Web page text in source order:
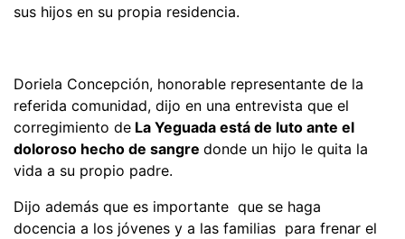
sus hijos en su propia residencia.
Doriela Concepción, honorable representante de la
referida comunidad, dijo en una entrevista que el
corregimiento de La Yeguada está de luto ante el
doloroso hecho de sangre donde un hijo le quita la
vida a su propio padre.
Dijo además que es importante que se haga
docencia a los jóvenes y a las familias para frenar el